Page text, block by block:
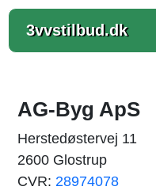
3vvstilbud.dk
AG-Byg ApS
Herstedøstervej 11
2600 Glostrup
CVR: 28974078